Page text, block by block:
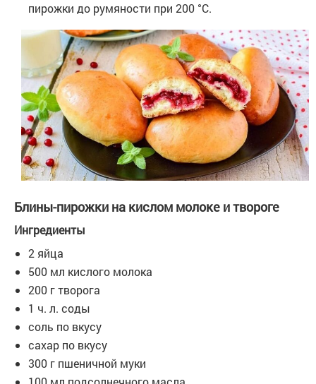
пирожки до румяности при 200 °С.
Блины-пирожки на кислом молоке и твороге
Ингредиенты
2 яйца
500 мл кислого молока
200 г творога
1 ч. л. соды
соль по вкусу
сахар по вкусу
300 г пшеничной муки